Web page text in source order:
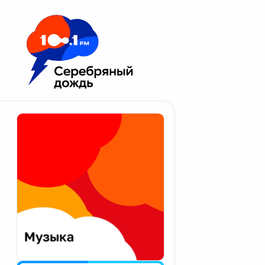
Москва 100.1 FM
Апатиты
Екатеринбург
Калининград
Калуга